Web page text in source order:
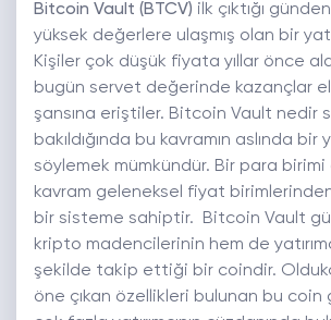
Bitcoin Vault (BTCV) ilk çıktığı
yüksek değerlere ulaşmış olan bir
Kişiler çok düşük fiyata yıllar önce
bugün servet değerinde kazançlar
şansına eriştiler. Bitcoin Vault nedir
bakıldığında bu kavramın aslında bir
söylemek mümkündür. Bir para
kavram geleneksel fiyat
bir sisteme sahiptir. Bitcoin Vault
kripto madencilerinin hem de
şekilde takip ettiği bir coindir.
öne çıkan özellikleri bulunan bu coin